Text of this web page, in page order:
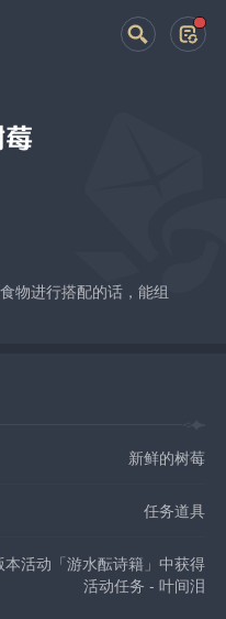
物进行搭配的话，能组
新鲜的树莓
任务道具
本活动「游水酝诗籍」中获得
活动任务 - 叶间泪